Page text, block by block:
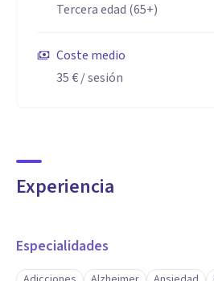
del Centro de Psicología MAP
infantojuvenil Psicología para
de pareja
Tercera edad (65+)
Coste medio
35 €/ sesión
Experiencia
Especialidades